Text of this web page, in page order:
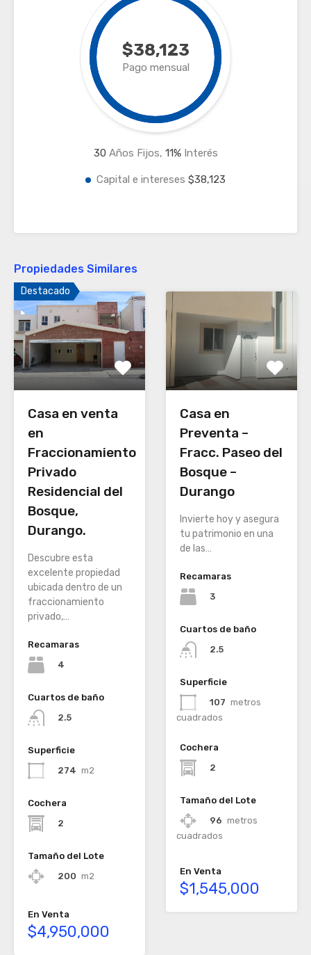
$38,123
Pago mensual
30 Años Fijos, 11%Interés
Capital e intereses $38,123
Propiedades Similares
Destacado
Casa en venta
en
Fraccionamiento
Privado
Residencial del
Bosque,
Durango.
Descubre esta
excelente propiedad
ubicada dentro de un
fraccionamiento
privado,…
Recamaras
4
Cuartos de baño
2.5
Superficie
274 m2
Cochera
2
Tamaño del Lote
200 m2
En Venta
$4,950,000
Casa en
Preventa –
Fracc. Paseo del
Bosque –
Durango
Invierte hoy y asegura
tu patrimonio en una
de las…
Recamaras
3
Cuartos de baño
2.5
Superficie
107 metros
cuadrados
Cochera
2
Tamaño del Lote
96 metros
cuadrados
En Venta
$1,545,000